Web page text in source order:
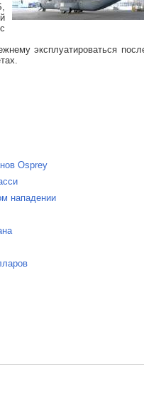
эксплуатироваться
Osprey
нападении